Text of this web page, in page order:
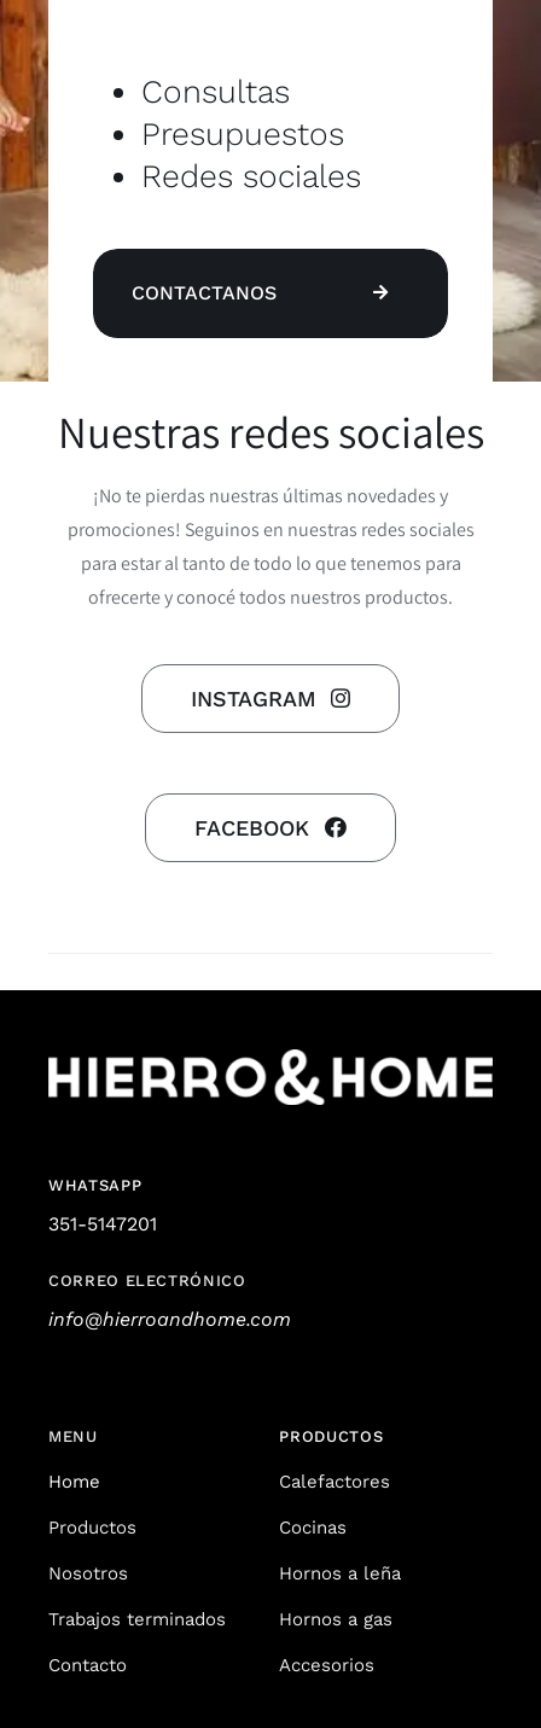
Consultas
Presupuestos
Redes sociales
CONTACTANOS
Nuestras redes sociales
¡No te pierdas nuestras últimas novedades y
promociones! Seguinos en nuestras redes sociales
para estar al tanto de todo lo que tenemos para
ofrecerte y conocé todos nuestros productos.
INSTAGRAM
FACEBOOK
WHATSAPP
351-5147201
CORREO ELECTRÓNICO
info@hierroandhome.com
MENU
Home
Productos
Nosotros
Trabajos terminados
Contacto
PRODUCTOS
Calefactores
Cocinas
Hornos a leña
Hornos a gas
Accesorios